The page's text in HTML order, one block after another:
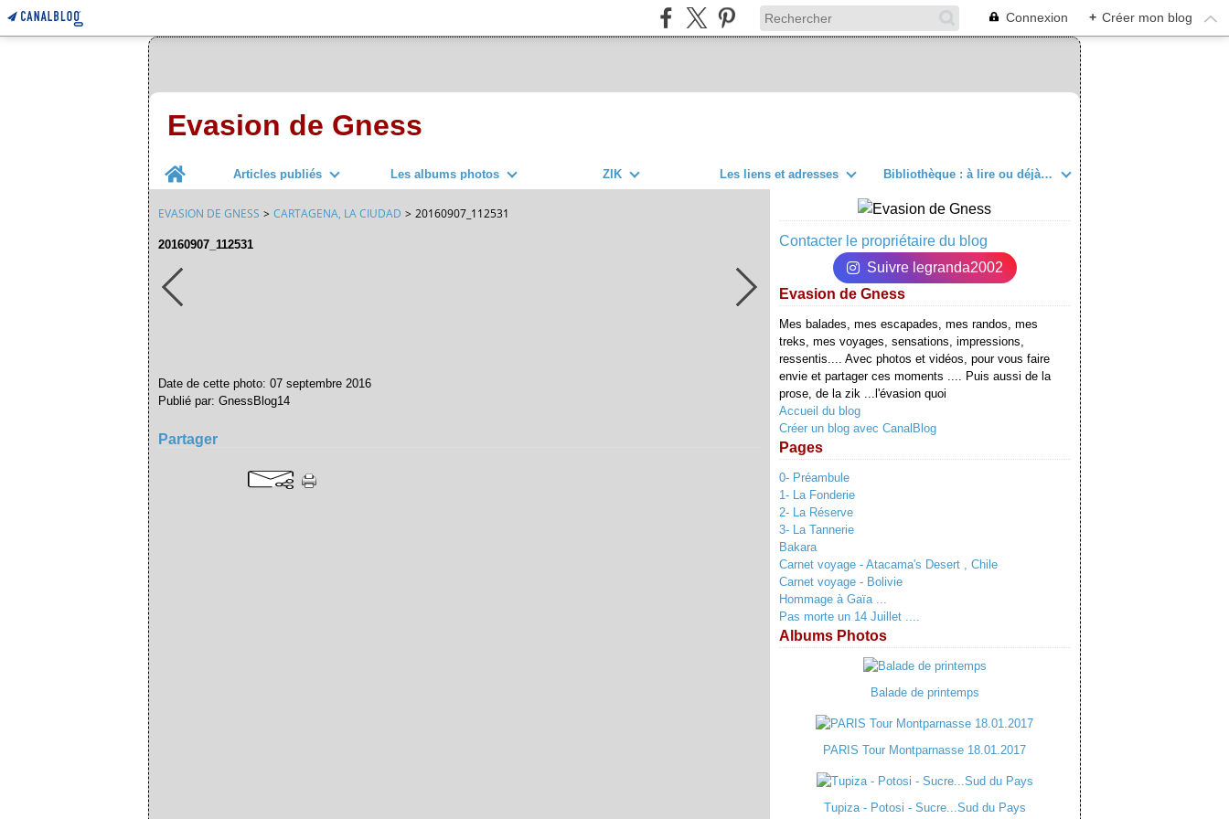
Connexion + Créer mon blog
Evasion de Gness
Home
Articles publiés Les albums photos ZIK Les liens et adresses Bibliothèque : à lire ou déjà lu
EVASION DE GNESS > CARTAGENA, LA CIUDAD > 20160907_112531
20160907_112531
Date de cette photo: 07 septembre 2016
Publié par: GnessBlog14
Partager
Contacter le propriétaire du blog
Suivre legranda2002
Evasion de Gness
Mes balades, mes escapades, mes randos, mes
treks, mes voyages, sensations, impressions,
ressentis.... Avec photos et vidéos, pour vous faire
envie et partager ces moments .... Puis aussi de la
prose, de la zik ...l'évasion quoi
Accueil du blog
Créer un blog avec CanalBlog
Pages
0- Préambule
1- La Fonderie
2- La Réserve
3- La Tannerie
Bakara
Carnet voyage - Atacama's Desert , Chile
Carnet voyage - Bolivie
Hommage à Gaïa ...
Pas morte un 14 Juillet ....
Albums Photos
Balade de printemps
PARIS Tour Montparnasse 18.01.2017
Tupiza - Potosi - Sucre...Sud du Pays